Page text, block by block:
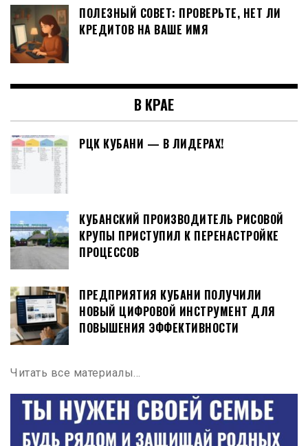
ПОЛЕЗНЫЙ СОВЕТ: ПРОВЕРЬТЕ, НЕТ ЛИ
КРЕДИТОВ НА ВАШЕ ИМЯ
В КРАЕ
РЦК КУБАНИ — В ЛИДЕРАХ!
КУБАНСКИЙ ПРОИЗВОДИТЕЛЬ РИСОВОЙ
КРУПЫ ПРИСТУПИЛ К ПЕРЕНАСТРОЙКЕ
ПРОЦЕССОВ
ПРЕДПРИЯТИЯ КУБАНИ ПОЛУЧИЛИ
НОВЫЙ ЦИФРОВОЙ ИНСТРУМЕНТ ДЛЯ
ПОВЫШЕНИЯ ЭФФЕКТИВНОСТИ
Читать все материалы…